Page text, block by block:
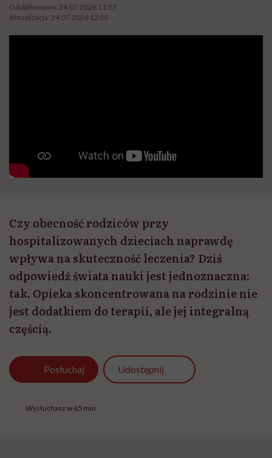
Opublikowano: 24.07.2026 11:57
Aktualizacja: 24.07.2026 12:02
Czy obecność rodziców przy
hospitalizowanych dzieciach naprawdę
wpływa na skuteczność leczenia? Dziś
odpowiedź świata nauki jest jednoznaczna:
tak. Opieka skoncentrowana na rodzinie nie
jest dodatkiem do terapii, ale jej integralną
częścią.
Posłuchaj Udostępnij
Wysłuchasz w 65 min